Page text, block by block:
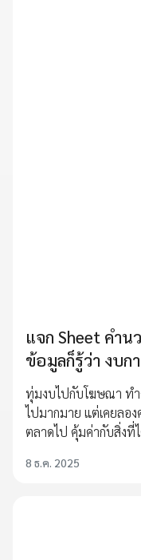
แจก Sheet คำน
ข้อมูลก็รู้ว่า งบก
ทุ่มงบไปกับโฆษณา ท
ไปมากมาย แต่เคยลอ
ตลาดไป คุ้มค่ากับสิ่งที่
8 ธ.ค. 2025